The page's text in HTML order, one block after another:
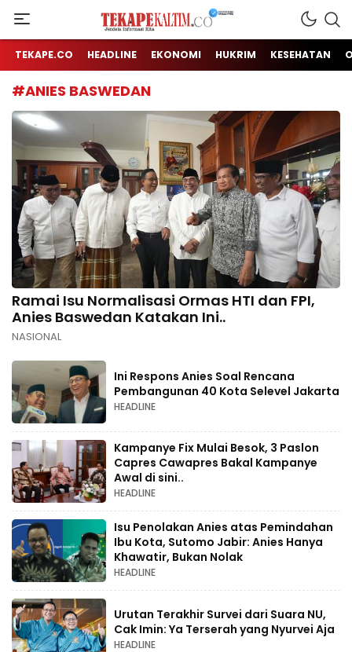
TEKAPE KALTIM
Jendela Informasi Kita
TEKAPE.CO HEADLINE EKONOMI HUKRIM KESEHATAN
#ANIES BASWEDAN
Ramai Isu Normalisasi Ormas HTI dan FPI,
Anies Baswedan Katakan Ini..
NASIONAL
Ini Respons Anies Soal Rencana
Pembangunan 40 Kota Selevel Jakarta
HEADLINE
Kampanye Fix Mulai Besok, 3 Paslon
Capres Cawapres Bakal Kampanye
Awal di sini..
HEADLINE
Isu Penolakan Anies atas Pemindahan
Ibu Kota, Sutomo Jabir: Anies Hanya
Khawatir, Bukan Nolak
HEADLINE
Urutan Terakhir Survei dari Suara NU,
Cak Imin: Ya Terserah yang Nyurvei Aja
HEADLINE